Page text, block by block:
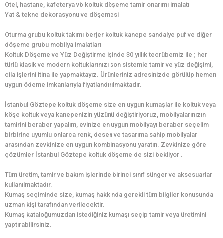
Otel, hastane, kafeterya vb koltuk döşeme tamir onarımı imalatı
Yat & tekne dekorasyonu ve döşemesi
Oturma grubu koltuk takımı berjer koltuk kanepe sandalye puf ve diğer
döşeme grubu mobilya imalatları
Koltuk Döşeme ve Yüz Değiştirme işinde 30 yıllık tecrübemiz ile ; her
türlü klasik ve modern koltuklarınızı son sistemle tamir ve yüz değişimi,
cila işlerini itina ile yapmaktayız. Ürünleriniz adresinizde görülüp hemen
uygun ödeme imkanlarıyla fiyatlandırılmaktadır.
İstanbul Göztepe koltuk döşeme size en uygun kumaşlar ile koltuk veya
köşe koltuk veya kanepenizin yüzünü değiştiriyoruz, mobilyalarınızın
tamirini beraber yapalım, evinize en uygun mobilyayı beraber seçelim
birbirine uyumlu onlarca renk, desen ve tasarıma sahip mobilyalar
arasından zevkinize en uygun kombinasyonu yaratın. Zevkinize göre
çözümler İstanbul Göztepe koltuk döşeme de sizi bekliyor .
Tüm üretim, tamir ve bakım işlerinde birinci sınıf sünger ve aksesuarlar
kullanılmaktadır.
Kumaş seçiminde size, kumaş hakkında gerekli tüm bilgiler konusunda
uzman kişi tarafından verilecektir.
Kumaş kataloğumuzdan istediğiniz kumaşı seçip tamir veya üretimini
yaptırabilirsiniz.